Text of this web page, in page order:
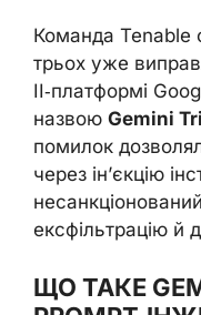
Команда Tenable
трьох уже
ІІ‑платформі
назвою Gemini
помилок
через ін’єкцію
ексфільтрацію й
ЩО ТАКЕ